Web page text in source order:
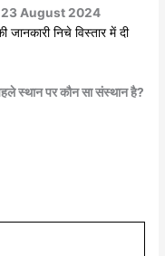
August 2024
जानकारी निचे विस्तार में दी
स्थान पर कौन सा संस्थान है?